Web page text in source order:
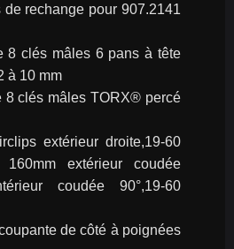
à 10 mm
coudée
coudée 90°,19-60